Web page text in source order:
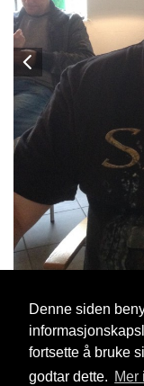
Denne siden
fortsette å bruke
godtar dette. Mer
Oss2i18 10 Mai, 2021
Blogg Support